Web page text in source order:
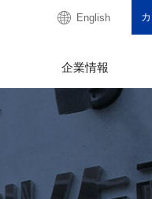
企業情報
English